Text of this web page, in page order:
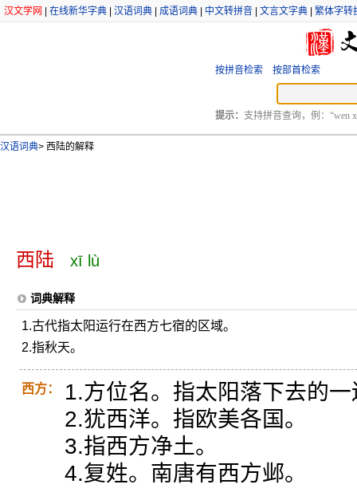
汉文学网 在线新华字典 汉语词典 成语词典 中文转拼音 文言文字典 繁体字转
按拼音检索 按部首检索
提示： 支持拼音查询，例：“wen
汉语词典> 西陆的解释
西陆 xī lù
词典解释
1.古代指太阳运行在西方七宿的区域。
2.指秋天。
西方：
1.方位名。指太阳落下去的一
2.犹西洋。指欧美各国。
3.指西方净土。
4.复姓。南唐有西方邺。